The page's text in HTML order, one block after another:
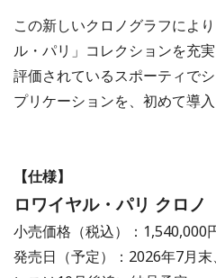
この新しいクロノグラフによ
ル・パリ」コレクションを充
評価されているスポーティで
プリケーションを、初めて導入
【仕様】
ロワイヤル・パリ クロノ
小売価格（税込）：1,540,000
発売日（予定）：2026年7月